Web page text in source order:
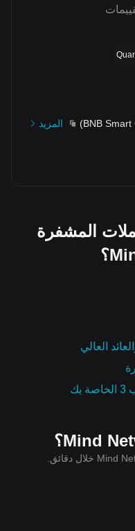
BNB Smart
)
المزيد
المشفرة
العالي